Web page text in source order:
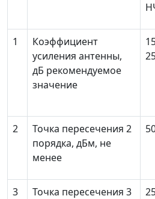
1
Коэффициент
усиления антенны,
дБ рекомендуемое
значение
2
Точка пересечения 2
порядка, дБм, не
менее
3
Точка пересечения 3